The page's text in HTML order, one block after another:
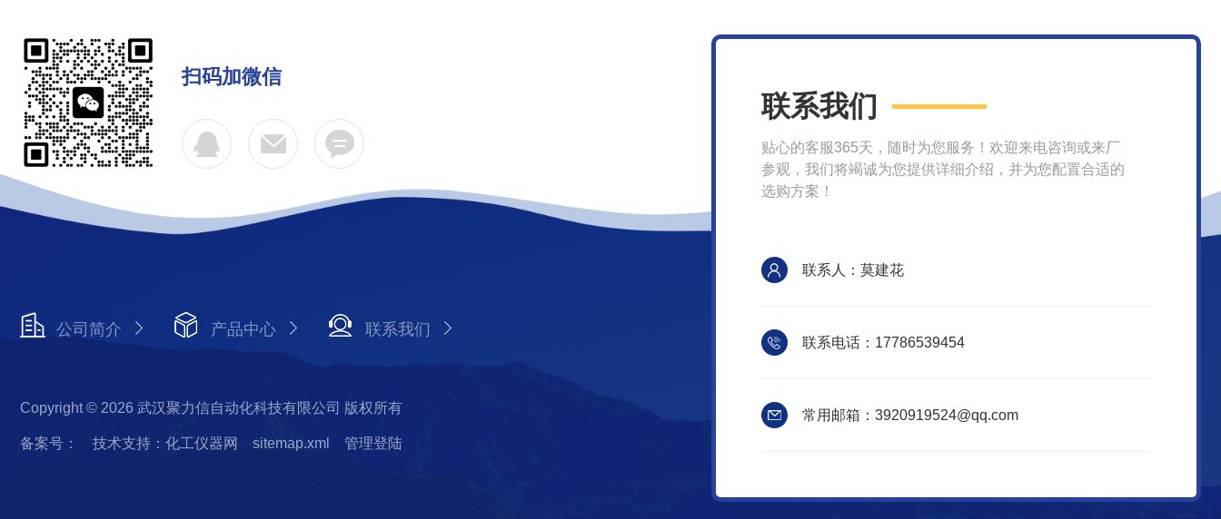
扫码加微信
公司简介 产品中心 联系我们
Copyright © 2026 武汉聚力信自动化科技有限公司 版权所有
备案号： 技术支持：化工仪器网 sitemap.xml 管理登陆
联系我们
贴心的客服365天，随时为您服务！欢迎来电咨询或来厂
参观，我们将竭诚为您提供详细介绍，并为您配置合适的
选购方案！
联系人：莫建花
联系电话：17786539454
常用邮箱：3920919524@qq.com